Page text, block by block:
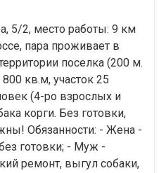
5/2, место работы: 9 км
пара проживает в
поселка (200 м.
кв.м, участок 25
(4-ро взрослых и
корги. Без готовки,
Обязанности: - Жена -
готовки; - Муж -
ремонт, выгул собаки,